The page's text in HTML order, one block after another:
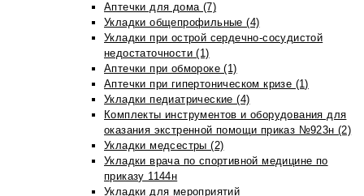
Аптечки для дома (7)
Укладки общепрофильные (4)
Укладки при острой сердечно-сосудистой
недостаточности (1)
Аптечки при обмороке (1)
Аптечки при гипертоническом кризе (1)
Укладки педиатрические (4)
Комплекты инструментов и оборудования для
оказания экстренной помощи приказ №923н (2)
Укладки медсестры (2)
Укладки врача по спортивной медицине по
приказу 1144н
Укладки для мероприятий